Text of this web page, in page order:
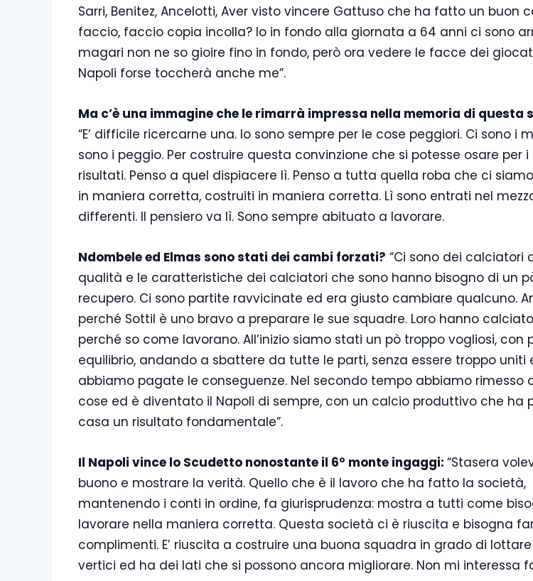
Sarri, Benitez, Ancelotti, Aver visto vincere Gattuso che ha fatto un buon
faccio, faccio copia incolla? Io in fondo alla giornata a 64 anni ci sono
magari non ne so gioire fino in fondo, però ora vedere le facce dei
Napoli forse toccherà anche me”.
Ma c’è una immagine che le rimarrà impressa nella memoria di questa
“E’ difficile ricercarne una. Io sono sempre per le cose peggiori. Ci sono i
sono i peggio. Per costruire questa convinzione che si potesse osare per
risultati. Penso a quel dispiacere lì. Penso a tutta quella roba che ci
in maniera corretta, costruiti in maniera corretta. Lì sono entrati nel
differenti. Il pensiero va lì. Sono sempre abituato a lavorare.
Ndombele ed Elmas sono stati dei cambi forzati? “Ci sono dei calciatori
qualità e le caratteristiche dei calciatori che sono hanno bisogno di un
recupero. Ci sono partite ravvicinate ed era giusto cambiare qualcuno.
perché Sottil è uno bravo a preparare le sue squadre. Loro hanno
perché so come lavorano. All’inizio siamo stati un pò troppo vogliosi, con
equilibrio, andando a sbattere da tutte le parti, senza essere troppo uniti
abbiamo pagate le conseguenze. Nel secondo tempo abbiamo rimesso
cose ed è diventato il Napoli di sempre, con un calcio produttivo che ha
casa un risultato fondamentale”.
Il Napoli vince lo Scudetto nonostante il 6° monte ingaggi: “Stasera
buono e mostrare la verità. Quello che è il lavoro che ha fatto la società,
mantenendo i conti in ordine, fa giurisprudenza: mostra a tutti come
lavorare nella maniera corretta. Questa società ci è riuscita e bisogna
complimenti. E’ riuscita a costruire una buona squadra in grado di
vertici ed ha dei lati che si possono ancora migliorare. Non mi interessa